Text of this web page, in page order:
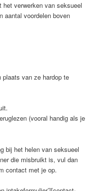
verwerken van seksueel
aantal voordelen boven
van ze hardop te
(vooral handig als je
bij het helen van seksueel
die misbruikt is, vul dan
contact met je op.